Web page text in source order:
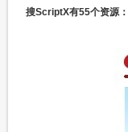
搜ScriptX有55个资源：